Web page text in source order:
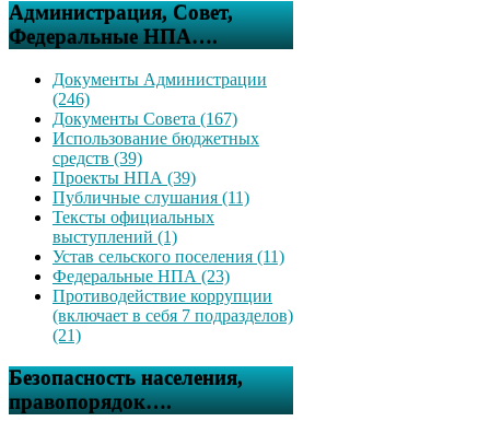
Администрация, Совет,
Федеральные НПА….
Документы Администрации
(246)
Документы Совета (167)
Использование бюджетных
средств (39)
Проекты НПА (39)
Публичные слушания (11)
Тексты официальных
выступлений (1)
Устав сельского поселения (11)
Федеральные НПА (23)
Противодействие коррупции
(включает в себя 7 подразделов)
(21)
Безопасность населения,
правопорядок….